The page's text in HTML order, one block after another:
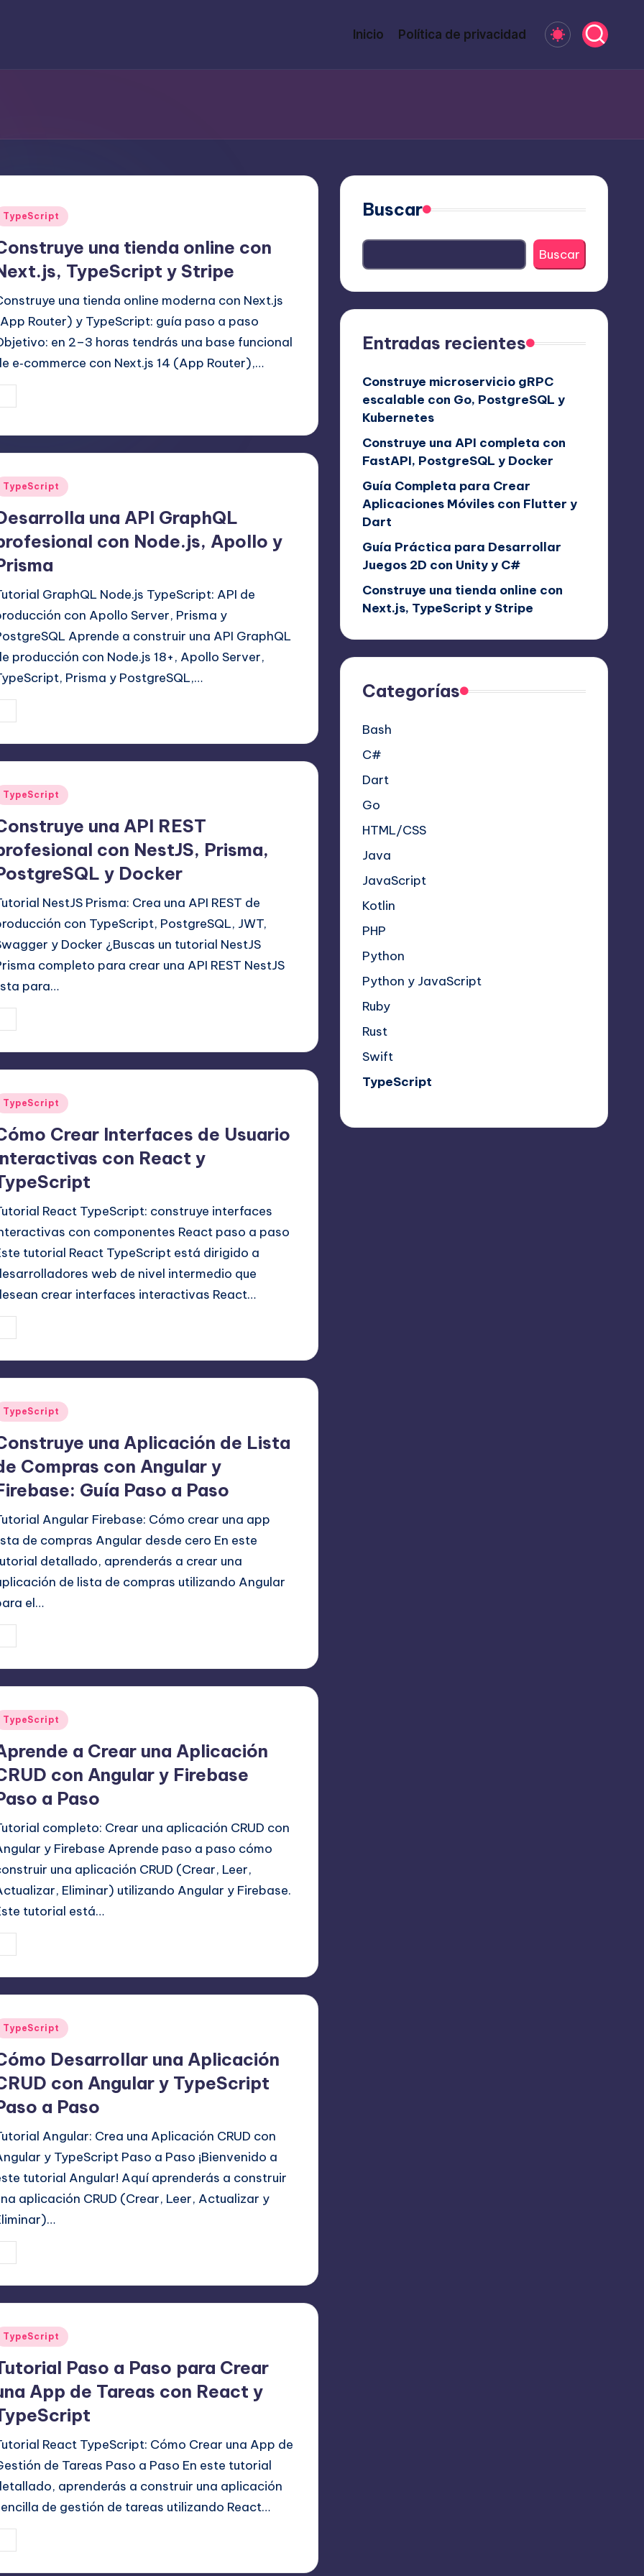
Inicio Política de privacidad
TypeScript
una tienda online con
TypeScript y Stripe
una tienda online moderna con Next.js
Router) y TypeScript: guía paso a paso
en 2–3 horas tendrás una base funcional
e‑commerce con Next.js 14 (App Router),…
TypeScript
una API GraphQL
con Node.js, Apollo y
GraphQL Node.js TypeScript: API de
con Apollo Server, Prisma y
Aprende a construir una API GraphQL
producción con Node.js 18+, Apollo Server,
Prisma y PostgreSQL,…
TypeScript
una API REST
con NestJS, Prisma,
y Docker
NestJS Prisma: Crea una API REST de
con TypeScript, PostgreSQL, JWT,
y Docker ¿Buscas un tutorial NestJS
completo para crear una API REST NestJS
para…
TypeScript
Crear Interfaces de Usuario
con React y
React TypeScript: construye interfaces
con componentes React paso a paso
tutorial React TypeScript está dirigido a
web de nivel intermedio que
crear interfaces interactivas React…
TypeScript
una Aplicación de Lista
Compras con Angular y
Guía Paso a Paso
Angular Firebase: Cómo crear una app
de compras Angular desde cero En este
detallado, aprenderás a crear una
de lista de compras utilizando Angular
el…
TypeScript
a Crear una Aplicación
con Angular y Firebase
a Paso
completo: Crear una aplicación CRUD con
y Firebase Aprende paso a paso cómo
una aplicación CRUD (Crear, Leer,
Eliminar) utilizando Angular y Firebase.
tutorial está…
TypeScript
Desarrollar una Aplicación
con Angular y TypeScript
a Paso
Angular: Crea una Aplicación CRUD con
y TypeScript Paso a Paso ¡Bienvenido a
tutorial Angular! Aquí aprenderás a construir
aplicación CRUD (Crear, Leer, Actualizar y
TypeScript
Paso a Paso para Crear
App de Tareas con React y
React TypeScript: Cómo Crear una App de
de Tareas Paso a Paso En este tutorial
aprenderás a construir una aplicación
de gestión de tareas utilizando React…
Buscar
Buscar
Entradas recientes
Construye microservicio gRPC
escalable con Go, PostgreSQL y
Kubernetes
Construye una API completa con
FastAPI, PostgreSQL y Docker
Guía Completa para Crear
Aplicaciones Móviles con Flutter y
Dart
Guía Práctica para Desarrollar
Juegos 2D con Unity y C#
Construye una tienda online con
Next.js, TypeScript y Stripe
Categorías
Bash
C#
Dart
Go
HTML/CSS
Java
JavaScript
Kotlin
PHP
Python
Python y JavaScript
Ruby
Rust
Swift
TypeScript